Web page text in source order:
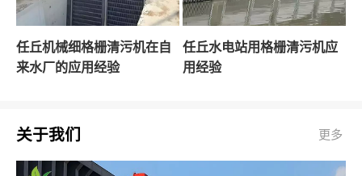
任丘机械细格栅清污机在自
来水厂的应用经验
任丘水电站用格栅清污机应
用经验
关于我们 更多